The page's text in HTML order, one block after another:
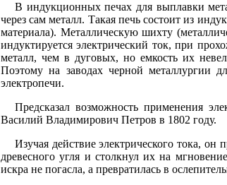
В индукционных печах для выплавки
через сам металл. Такая печь состоит из
материала). Металлическую шихту
индуктируется электрический ток, при
металл, чем в дуговых, но емкость их
Поэтому на заводах черной металлургии
электропечи.
Предсказал возможность применения
Василий Владимирович Петров в 1802 году.
Изучая действие электрического тока,
древесного угля и столкнул их на
искра не погасла, а превратилась в